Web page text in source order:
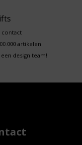
contact
artikelen
design team!